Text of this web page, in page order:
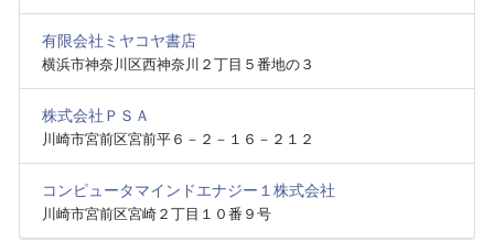
有限会社ミヤコヤ書店
横浜市神奈川区西神奈川２丁目５番地の３
株式会社ＰＳＡ
川崎市宮前区宮前平６－２－１６－２１２
コンピュータマインドエナジー１株式会社
川崎市宮前区宮崎２丁目１０番９号